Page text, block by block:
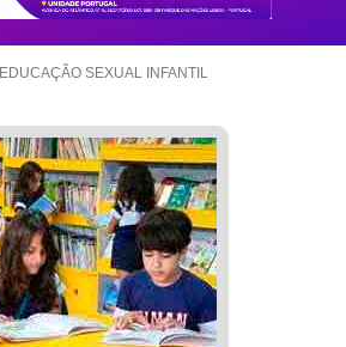
EDUCAÇÃO SEXUAL INFANTIL